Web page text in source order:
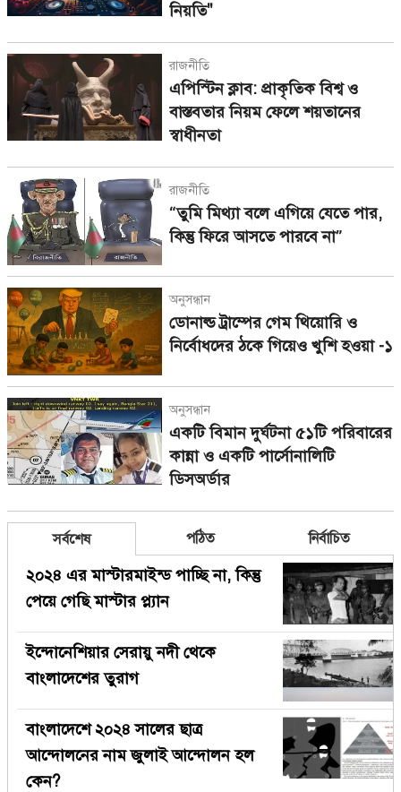
নিয়তি"
রাজনীতি
এপিস্টিন ক্লাব: প্রাকৃতিক বিশ্ব ও
বাস্তবতার নিয়ম ফেলে শয়তানের
স্বাধীনতা
রাজনীতি
“তুমি মিথ্যা বলে এগিয়ে যেতে পার,
কিন্তু ফিরে আসতে পারবে না”
অনুসন্ধান
ডোনাল্ড ট্রাম্পের গেম থিয়োরি ও
নির্বোধদের ঠকে গিয়েও খুশি হওয়া -১
অনুসন্ধান
একটি বিমান দুর্ঘটনা ৫১টি পরিবারের
কান্না ও একটি পার্সোনালিটি
ডিসঅর্ডার
সর্বশেষ পঠিত নির্বাচিত
২০২৪ এর মাস্টারমাইন্ড পাচ্ছি না, কিন্তু
পেয়ে গেছি মাস্টার প্ল্যান
ইন্দোনেশিয়ার সেরায়ু নদী থেকে
বাংলাদেশের তুরাগ
বাংলাদেশে ২০২৪ সালের ছাত্র
আন্দোলনের নাম জুলাই আন্দোলন হল
কেন?